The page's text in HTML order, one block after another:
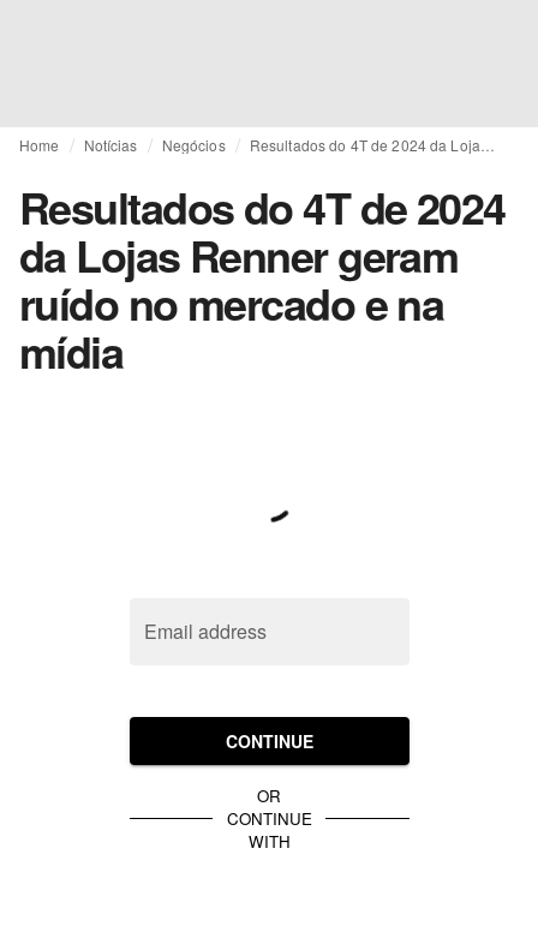
Home Notícias Negócios
Resultados do 4T de 2024
da Lojas Renner geram
ruído no mercado e na
mídia
Email address
CONTINUE
OR
CONTINUE
WITH